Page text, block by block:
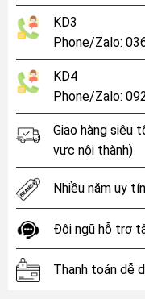
KD3
Phone/Zalo:
KD4
Phone/Zalo:
Giao hàng siêu
vực nội thành)
Nhiều năm uy
Đội ngũ hỗ trợ
Thanh toán dễ